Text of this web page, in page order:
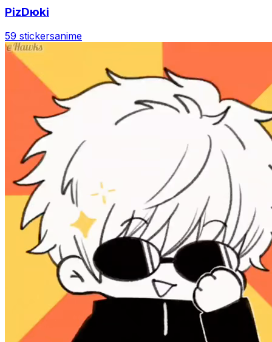
PizDюki
59 stickersanime